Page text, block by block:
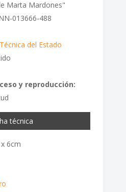
Marta Mardones"
013666-488
del Estado
y reproducción:
técnica
6cm